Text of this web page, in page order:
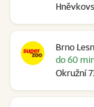
Brno
Okružní
do 60